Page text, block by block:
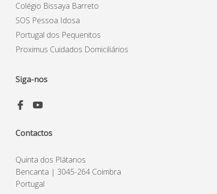
Colégio Bissaya Barreto
SOS Pessoa Idosa
Portugal dos Pequenitos
Proximus Cuidados Domiciliários
Siga-nos
Contactos
Quinta dos Plátanos
Bencanta | 3045-264 Coimbra
Portugal